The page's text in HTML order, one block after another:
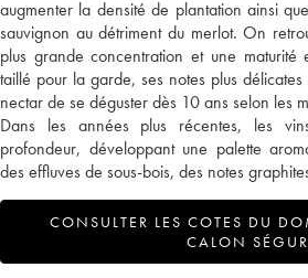
augmenter la densité de plantation ainsi
sauvignon au détriment du merlot. On
plus grande concentration et une maturité
taillé pour la garde, ses notes plus
nectar de se déguster dès 10 ans selon les
Dans les années plus récentes, les
profondeur, développant une palette
des effluves de sous-bois, des notes
CONSULTER LES COTES DU
CALON SÉGUR